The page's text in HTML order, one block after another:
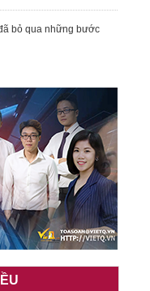
bỏ qua những bước